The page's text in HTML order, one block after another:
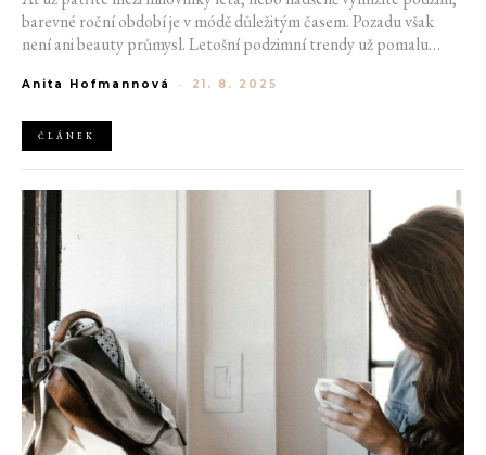
barevné roční období je v módě důležitým časem. Pozadu však
není ani beauty průmysl. Letošní podzimní trendy už pomalu
novinek. Vypadá to, že nás čeká jak návrat do minulosti, tak
Anita Hofmannová - 21. 8. 2025
ČLÁNEK